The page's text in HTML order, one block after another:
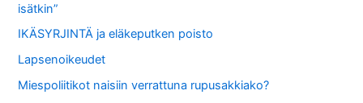
isätkin”
IKÄSYRJINTÄ ja eläkeputken poisto
Lapsenoikeudet
Miespoliitikot naisiin verrattuna rupusakkiako?